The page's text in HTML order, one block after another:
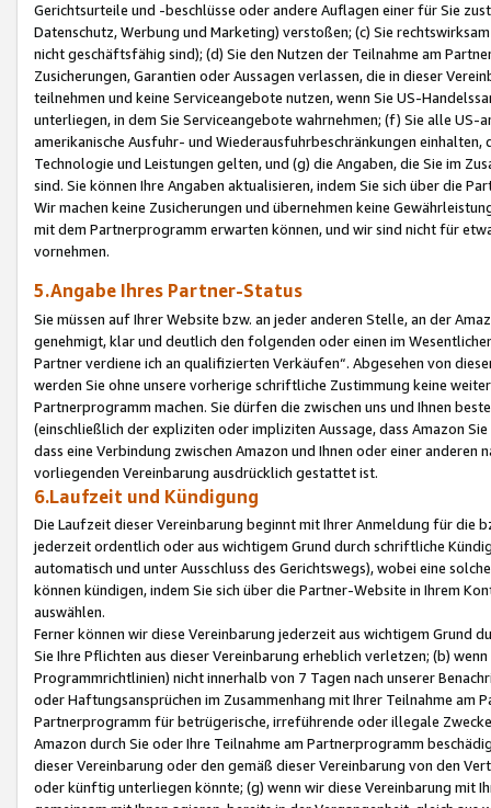
Gerichtsurteile und -beschlüsse oder andere Auflagen einer für Sie
Datenschutz, Werbung und Marketing) verstoßen; (c) Sie
nicht geschäftsfähig sind); (d) Sie den Nutzen der Teilnahme am
Zusicherungen, Garantien oder Aussagen verlassen, die in dieser
teilnehmen und keine Serviceangebote nutzen, wenn Sie US-
unterliegen, in dem Sie Serviceangebote wahrnehmen; (f) Sie alle
amerikanische Ausfuhr- und Wiederausfuhrbeschränkungen
Technologie und Leistungen gelten, und (g) die Angaben, die Sie im
sind. Sie können Ihre Angaben aktualisieren, indem Sie sich über die
Wir machen keine Zusicherungen und übernehmen keine
mit dem Partnerprogramm erwarten können, und wir sind nicht für
vornehmen.
5.Angabe Ihres Partner-Status
Sie müssen auf Ihrer Website bzw. an jeder anderen Stelle, an der
genehmigt, klar und deutlich den folgenden oder einen im
Partner verdiene ich an qualifizierten Verkäufen“. Abgesehen von
werden Sie ohne unsere vorherige schriftliche Zustimmung keine
Partnerprogramm machen. Sie dürfen die zwischen uns und Ihnen
(einschließlich der expliziten oder impliziten Aussage, dass Amazon
dass eine Verbindung zwischen Amazon und Ihnen oder einer
vorliegenden Vereinbarung ausdrücklich gestattet ist.
6.Laufzeit und Kündigung
Die Laufzeit dieser Vereinbarung beginnt mit Ihrer Anmeldung für die
jederzeit ordentlich oder aus wichtigem Grund durch schriftliche
automatisch und unter Ausschluss des Gerichtswegs), wobei eine
können kündigen, indem Sie sich über die Partner-Website in Ihrem
auswählen.
Ferner können wir diese Vereinbarung jederzeit aus wichtigem Grund
Sie Ihre Pflichten aus dieser Vereinbarung erheblich verletzen; (b)
Programmrichtlinien) nicht innerhalb von 7 Tagen nach unserer
oder Haftungsansprüchen im Zusammenhang mit Ihrer Teilnahme am
Partnerprogramm für betrügerische, irreführende oder illegale
Amazon durch Sie oder Ihre Teilnahme am Partnerprogramm
dieser Vereinbarung oder den gemäß dieser Vereinbarung von den
oder künftig unterliegen könnte; (g) wenn wir diese Vereinbarung mit